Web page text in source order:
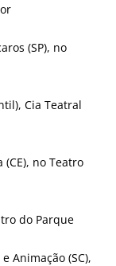
(SP), no
Cia Teatral
(CE), no Teatro
do Parque
Animação (SC),